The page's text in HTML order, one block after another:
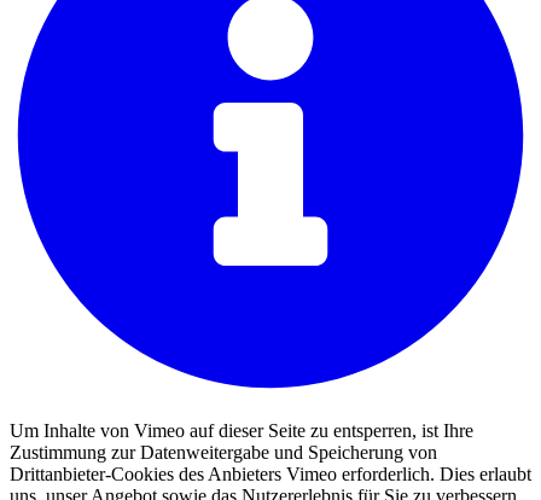
Um Inhalte von Vimeo auf dieser Seite zu entsperren, ist Ihre
Zustimmung zur Datenweitergabe und Speicherung von
Drittanbieter-Cookies des Anbieters Vimeo erforderlich. Dies erlaubt
uns, unser Angebot sowie das Nutzererlebnis für Sie zu verbessern